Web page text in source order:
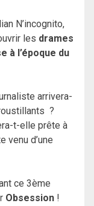
N’incognito,
les drames
à l’époque du
arrivera-
?
t-elle prête à
venu d’une
ce 3ème
Obsession !